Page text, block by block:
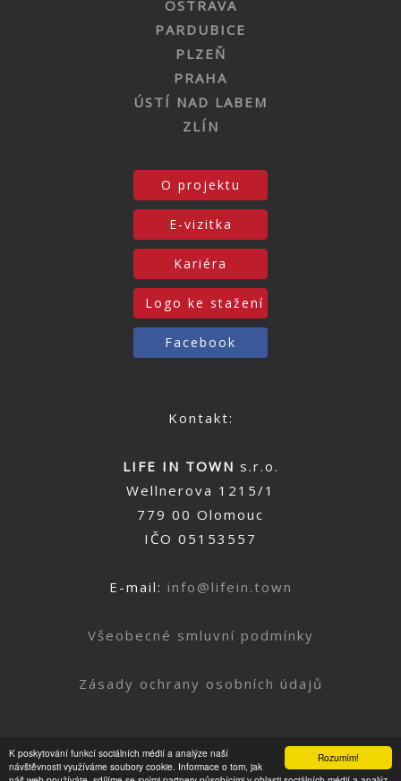
Rozumím!
K poskytování funkcí sociálních médií a analýze naší
návštěvnosti využíváme soubory cookie. Informace o tom, jak
OSTRAVA
PARDUBICE
PLZEŇ
PRAHA
ÚSTÍ NAD LABEM
ZLÍN
O projektu
E-vizitka
Kariéra
Logo ke stažení
Facebook
Kontakt:
LIFE IN TOWN s.r.o.
Wellnerova 1215/1
779 00 Olomouc
IČO 05153557
E-mail: info@lifein.town
Všeobecné smluvní podmínky
Zásady ochrany osobních údajů
Nahoru